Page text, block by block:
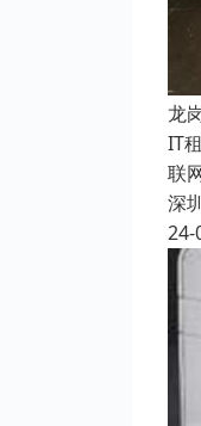
龙
IT
联
深
24-